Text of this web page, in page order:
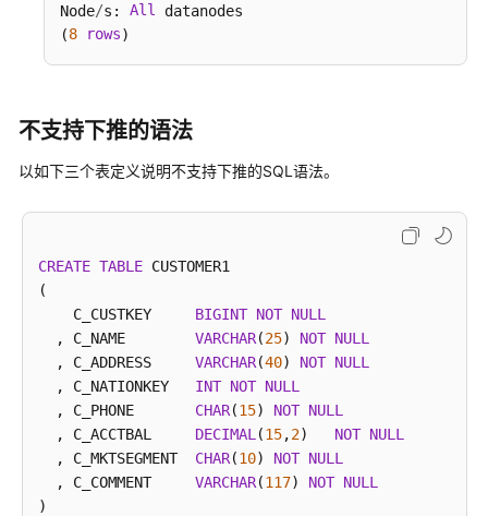
DWS
计
议
和
理
DWS
数
据
库
对
象
Node/s: All
datanodes
(8 rows
不支持下推的语法
以如下三个表定义说明不支持下推的SQL语法。
CREATE TABLE CUSTOMER1
(
    C_CUSTKEY
BIGINT NOT NULL
  , C_NAME
VARCHAR(25) NOT NULL
  , C_ADDRESS
VARCHAR(40) NOT NULL
  , C_NATIONKEY
INT NOT NULL
  , C_PHONE
CHAR(15) NOT NULL
  , C_ACCTBAL
DECIMAL (15,2) NOT NULL
  , C_MKTSEGMENT
CHAR(10) NOT NULL
  , C_COMMENT
VARCHAR(117) NOT NULL
)